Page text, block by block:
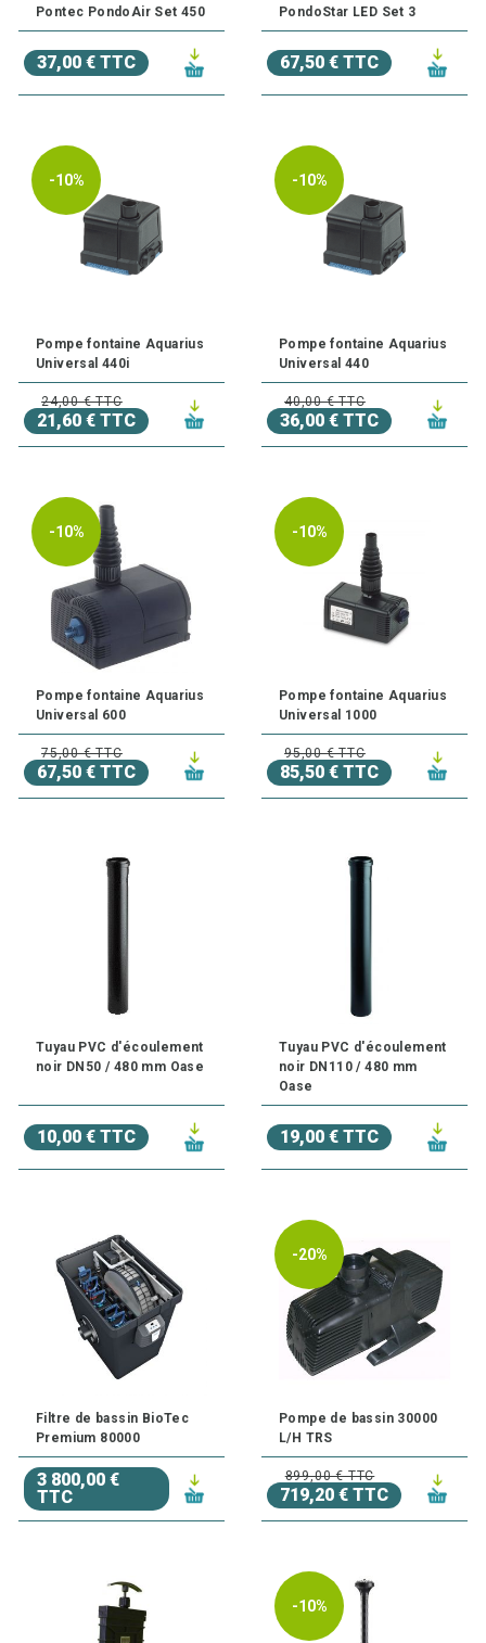
Pontec PondoAir Set 450
37,00 € TTC
PondoStar LED Set 3
67,50 € TTC
-10%
Pompe fontaine Aquarius
Universal 440i
24,00 € TTC
21,60 € TTC
-10%
Pompe fontaine Aquarius
Universal 440
40,00 € TTC
36,00 € TTC
-10%
Pompe fontaine Aquarius
Universal 600
75,00 € TTC
67,50 € TTC
-10%
Pompe fontaine Aquarius
Universal 1000
95,00 € TTC
85,50 € TTC
Tuyau PVC d'écoulement
noir DN50 / 480 mm Oase
10,00 € TTC
Tuyau PVC d'écoulement
noir DN110 / 480 mm
Oase
19,00 € TTC
Filtre de bassin BioTec
Premium 80000
3 800,00 €
TTC
-20%
Pompe de bassin 30000
L/H TRS
899,00 € TTC
719,20 € TTC
-10%